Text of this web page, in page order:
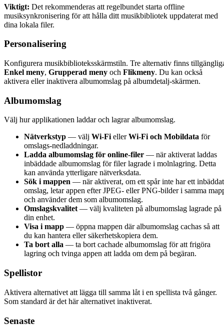
Viktigt: Det rekommenderas att regelbundet starta offline
musiksynkronisering för att hålla ditt musikbibliotek uppdaterat med
dina lokala filer.
Personalisering
Konfigurera musikbiblioteksskärmstiln. Tre alternativ finns
Enkel meny, Grupperad meny och Flikmeny. Du kan också
aktivera eller inaktivera albumomslag på albumdetalj-skärmen.
Albumomslag
Välj hur applikationen laddar och lagrar albumomslag.
Nätverkstyp — välj Wi-Fi ellerWi-Fi och Mobildata för
omslags-nedladdningar.
Ladda albumomslag för online-filer — när aktiverat laddas
inbäddade albumomslag för filer lagrade i molnlagring. Detta
kan använda ytterligare nätverksdata.
Sök i mappen — när aktiverat, om ett spår inte har ett inbäddat
omslag, letar appen efter JPEG- eller PNG-bilder i samma
och använder dem som albumomslag.
Omslagskvalitet — välj kvaliteten på albumomslag lagrade på
din enhet.
Visa i mapp — öppna mappen där albumomslag cachas så att
du kan hantera eller säkerhetskopiera dem.
Ta bort alla — ta bort cachade albumomslag för att frigöra
lagring och tvinga appen att ladda om dem på begäran.
Spellistor
Aktivera alternativet att lägga till samma låt i en spellista två gånger.
Som standard är det här alternativet inaktiverat.
Senaste